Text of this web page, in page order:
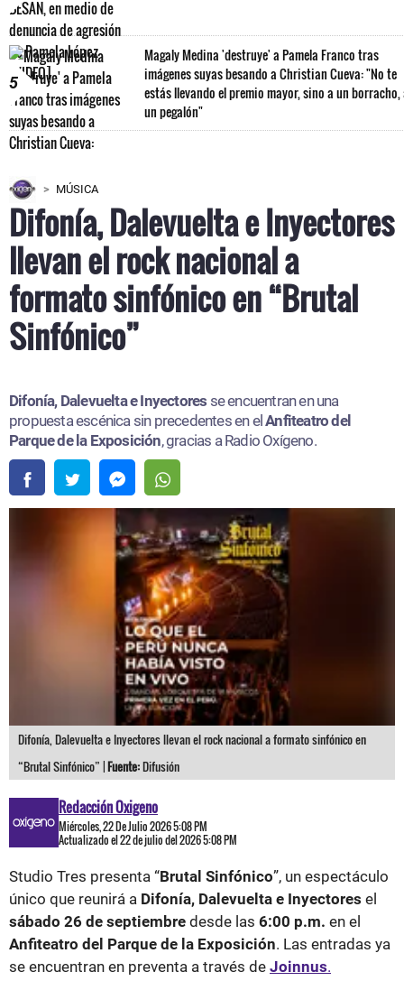
5
Magaly Medina 'destruye' a Pamela Franco tras
imágenes suyas besando a Christian Cueva: "No te
estás llevando el premio mayor, sino a un borracho,
un pegalón"
MÚSICA
Difonía, Dalevuelta e Inyectores
llevan el rock nacional a
formato sinfónico en “Brutal
Sinfónico”
Difonía, Dalevuelta e Inyectores se encuentran en una
propuesta escénica sin precedentes en elAnfiteatro del
Parque de la Exposición, gracias a Radio Oxígeno.
Difonía, Dalevuelta e Inyectores llevan el rock nacional a formato sinfónico en
“Brutal Sinfónico” |Fuente:Difusión
Redacción Oxigeno
Miércoles, 22 De Julio 2026 5:08 PM
Actualizado el 22 de julio del 2026 5:08 PM
Studio Tres presenta “Brutal Sinfónico”, un espectáculo
único que reunirá a Difonía, Dalevuelta e Inyectores el
sábado 26 de septiembre desde las 6:00 p.m. en el
Anfiteatro del Parque de la Exposición. Las entradas ya
se encuentran en preventa a través de Joinnus.